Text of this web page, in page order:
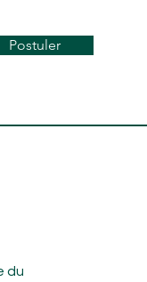
Postuler
du